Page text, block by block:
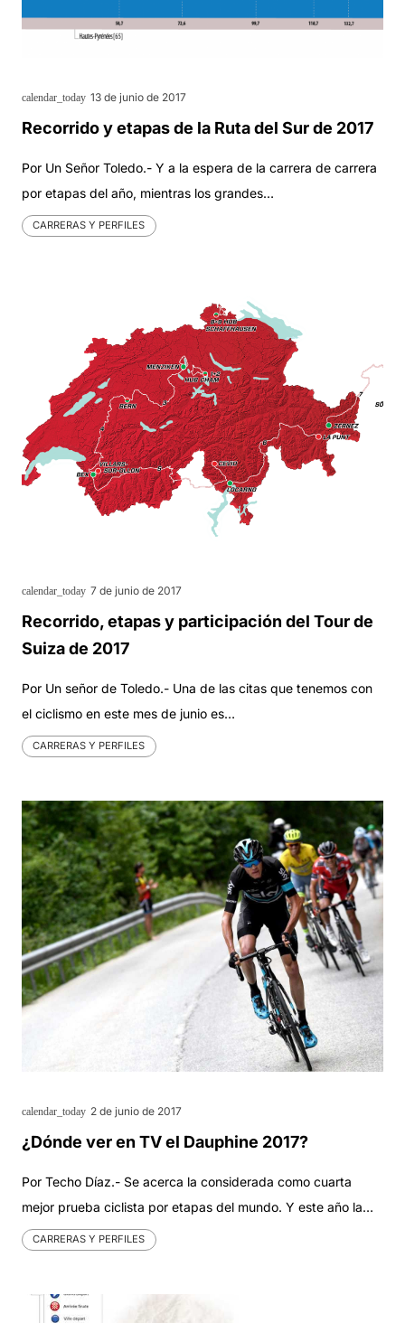
calendar_today 13 de junio de 2017
Recorrido y etapas de la Ruta del Sur de 2017
Por Un Señor Toledo.- Y a la espera de la carrera de carrera
por etapas del año, mientras los grandes…
CARRERAS Y PERFILES
calendar_today 7 de junio de 2017
Recorrido, etapas y participación del Tour de
Suiza de 2017
Por Un señor de Toledo.- Una de las citas que tenemos con
el ciclismo en este mes de junio es…
CARRERAS Y PERFILES
calendar_today 2 de junio de 2017
¿Dónde ver en TV el Dauphine 2017?
Por Techo Díaz.- Se acerca la considerada como cuarta
mejor prueba ciclista por etapas del mundo. Y este año la…
CARRERAS Y PERFILES